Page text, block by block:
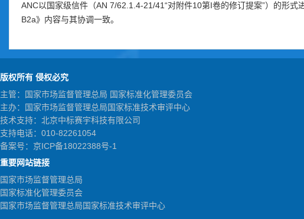
ANC以国家级信件（AN 7/62.1.4-21/41“对附件10第I卷的修订提案”）的形
B2a》内容与其协调一致。
版权所有 侵权必究
主管：国家市场监督管理总局 国家标准化管理委员会
主办：国家市场监督管理总局国家标准技术审评中心
技术支持：北京中标赛宇科技有限公司
支持电话：010-82261054
备案号： 京ICP备18022388号-1
重要网站链接
国家市场监督管理总局
国家标准化管理委员会
国家市场监督管理总局国家标准技术审评中心